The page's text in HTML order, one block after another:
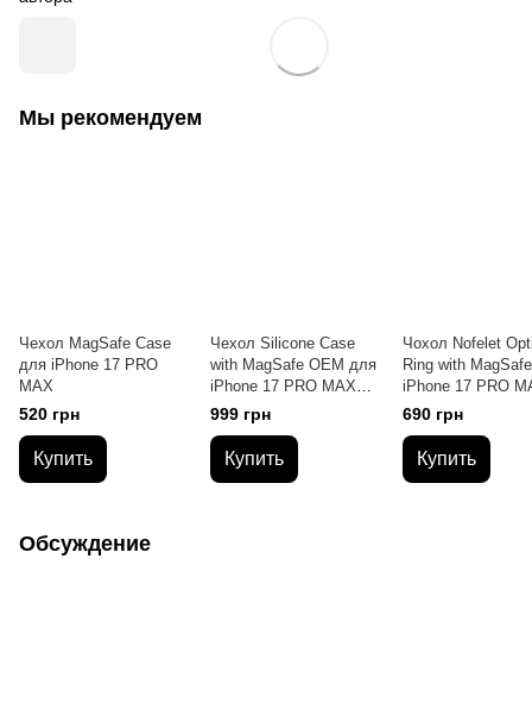
Мы рекомендуем
Чехол MagSafe Case
для iPhone 17 PRO
MAX
520 грн
Купить
Чехол Silicone Case
with MagSafe OEM для
iPhone 17 PRO MAX
Black
999 грн
Купить
Чохол Nofelet
Ring with
iPhone 17 PRO
Black
690 грн
Купить
Обсуждение